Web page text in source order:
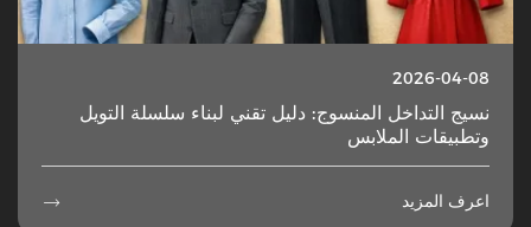
2026-04-08
نسيج التداخل المنسوج: دليل تقني لبناء سلسلة التويل
وتطبيقات الملابس
اعرف المزيد 